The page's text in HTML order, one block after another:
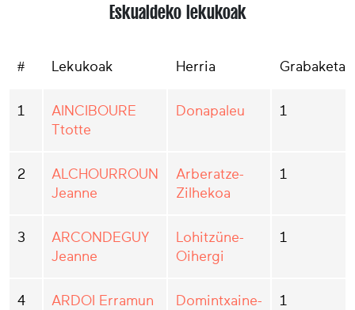
Eskualdeko lekukoak
# Lekukoak Herria Grabaketak
1
AINCIBOURE
Ttotte
Donapaleu 1
2
ALCHOURROUN
Jeanne
Arberatze-
Zilhekoa
1
3
ARCONDEGUY
Jeanne
Lohitzüne-
Oihergi
1
4 ARDOI Erramun
Domintxaine-
1